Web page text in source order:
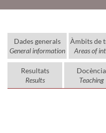
Dades generals
General information
Àmbits de
Areas of
Resultats
Results
Docència
Teaching